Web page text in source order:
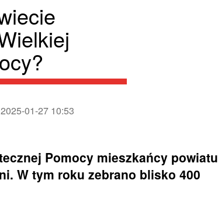
2025-01-27 10:53
Pomocy mieszkańcy powiatu
W tym roku zebrano blisko 400